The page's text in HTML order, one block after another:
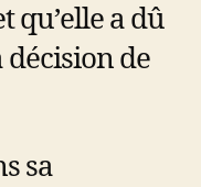
qu’elle a dû
de
sa